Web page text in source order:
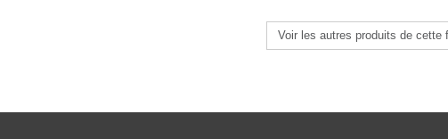
Voir les autres produits de cette